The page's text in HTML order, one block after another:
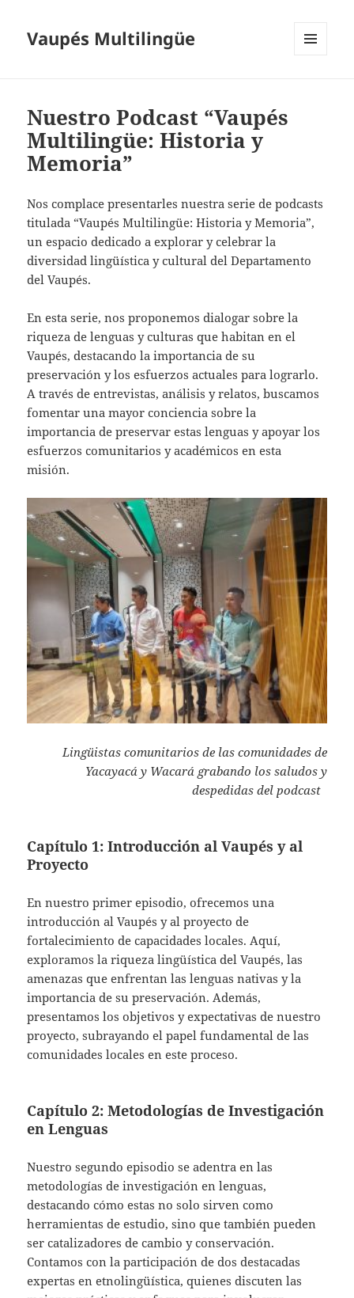
Vaupés Multilingüe
Nuestro Podcast “Vaupés
Multilingüe: Historia y
Memoria”
Nos complace presentarles nuestra serie de podcasts
titulada “Vaupés Multilingüe: Historia y Memoria”,
un espacio dedicado a explorar y celebrar la
diversidad lingüística y cultural del Departamento
del Vaupés.
En esta serie, nos proponemos dialogar sobre la
riqueza de lenguas y culturas que habitan en el
Vaupés, destacando la importancia de su
preservación y los esfuerzos actuales para lograrlo.
A través de entrevistas, análisis y relatos, buscamos
fomentar una mayor conciencia sobre la
importancia de preservar estas lenguas y apoyar los
esfuerzos comunitarios y académicos en esta
misión.
Lingüistas comunitarios de las comunidades de
Yacayacá y Wacará grabando los saludos y
despedidas del podcast
Capítulo 1: Introducción al Vaupés y al
Proyecto
En nuestro primer episodio, ofrecemos una
introducción al Vaupés y al proyecto de
fortalecimiento de capacidades locales. Aquí,
exploramos la riqueza lingüística del Vaupés, las
amenazas que enfrentan las lenguas nativas y la
importancia de su preservación. Además,
presentamos los objetivos y expectativas de nuestro
proyecto, subrayando el papel fundamental de las
comunidades locales en este proceso.
Capítulo 2: Metodologías de Investigación
en Lenguas
Nuestro segundo episodio se adentra en las
metodologías de investigación en lenguas,
destacando cómo estas no solo sirven como
herramientas de estudio, sino que también pueden
ser catalizadores de cambio y conservación.
Contamos con la participación de dos destacadas
expertas en etnolingüística, quienes discuten las